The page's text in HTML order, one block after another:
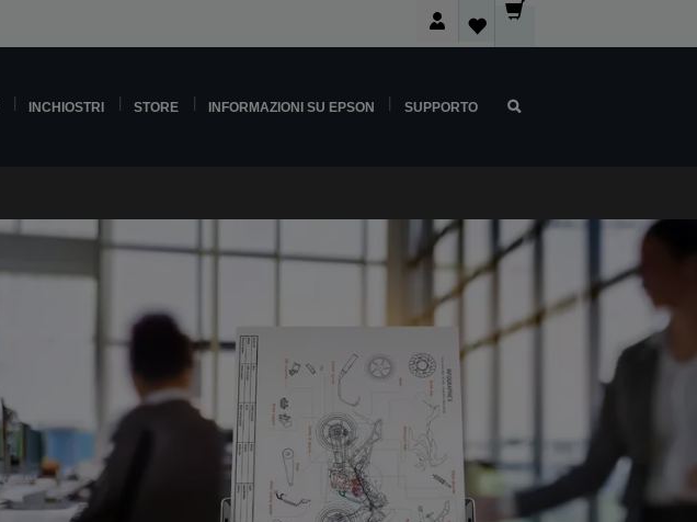
INCHIOSTRI STORE INFORMAZIONI SU EPSON SUPPORTO